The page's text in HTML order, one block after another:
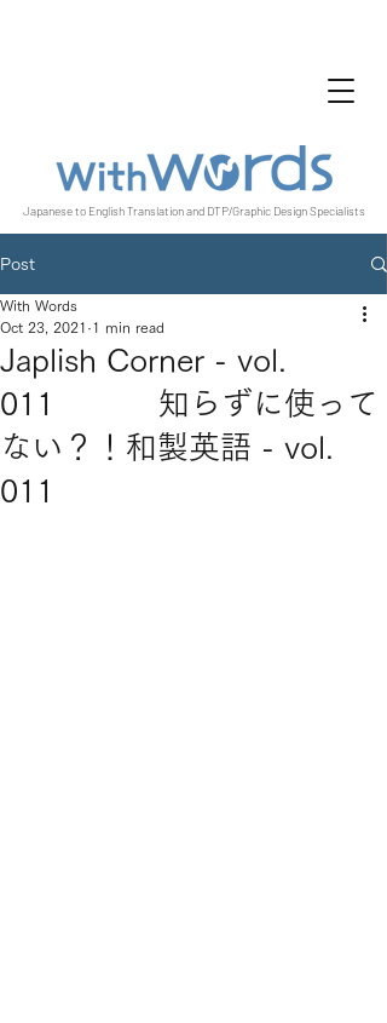
Japanese to English Translation and DTP/Graphic Design Specialists
Post
Japlish Corner - vol.
011 知らずに使って
ない？！和製英語 - vol.
011
With Words
Oct 23, 2021 1 min read